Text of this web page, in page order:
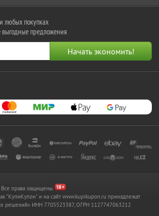
любых покупках
предложения
права защищены.
"КупиКупон" и на сайт www.kupikupon.ru принадлежат
решений» ИНН 7705523387, ОГРН 1127747063212